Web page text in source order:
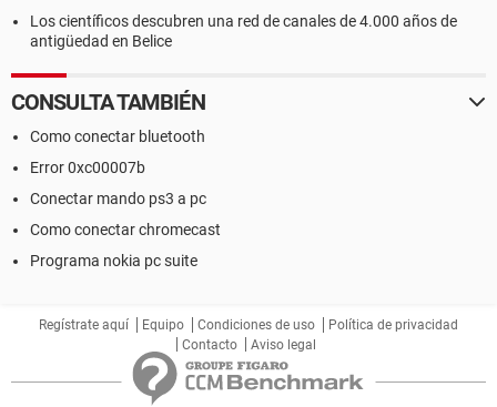
Los científicos descubren una red de canales de 4.000 años de
antigüedad en Belice
CONSULTA TAMBIÉN
Como conectar bluetooth
Error 0xc00007b
Conectar mando ps3 a pc
Como conectar chromecast
Programa nokia pc suite
Regístrate aquí Equipo Condiciones de uso
Política de privacidad
Contacto
Aviso legal